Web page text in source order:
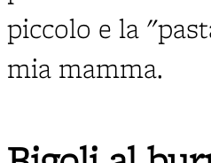
piccolo e la
mia mamma.